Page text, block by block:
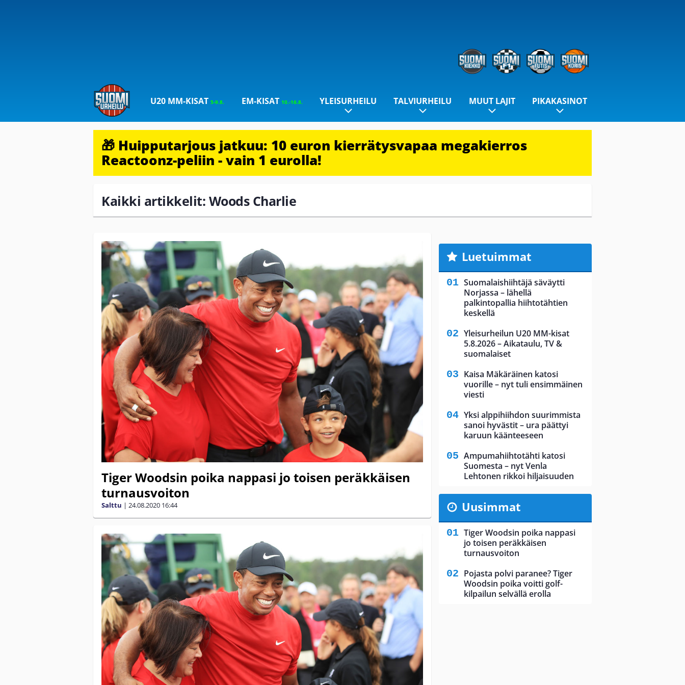
U20 MM-KISAT5-9.8. EM-KISAT 10.-16.8. YLEISURHEILU TALVIURHEILU MUUT LAJIT PIKAKASINOT
🎁 Huipputarjous jatkuu: 10 euron kierrätysvapaa megakierros
Reactoonz-peliin - vain 1 eurolla!
Kaikki artikkelit: Woods Charlie
Tiger Woodsin poika nappasi jo toisen peräkkäisen
turnausvoiton
Salttu | 24.08.2020 16:44
Luetuimmat
Suomalaishiihtäjä säväytti
Norjassa – lähellä
palkintopallia hiihtotähtien
keskellä
Yleisurheilun U20 MM-kisat
5.8.2026 – Aikataulu, TV &
suomalaiset
Kaisa Mäkäräinen katosi
vuorille – nyt tuli ensimmäinen
viesti
Yksi alppihiihdon suurimmista
sanoi hyvästit – ura päättyi
karuun käänteeseen
Ampumahiihtotähti katosi
Suomesta – nyt Venla
Lehtonen rikkoi hiljaisuuden
Uusimmat
Tiger Woodsin poika nappasi
jo toisen peräkkäisen
turnausvoiton
Pojasta polvi paranee? Tiger
Woodsin poika voitti golf-
kilpailun selvällä erolla